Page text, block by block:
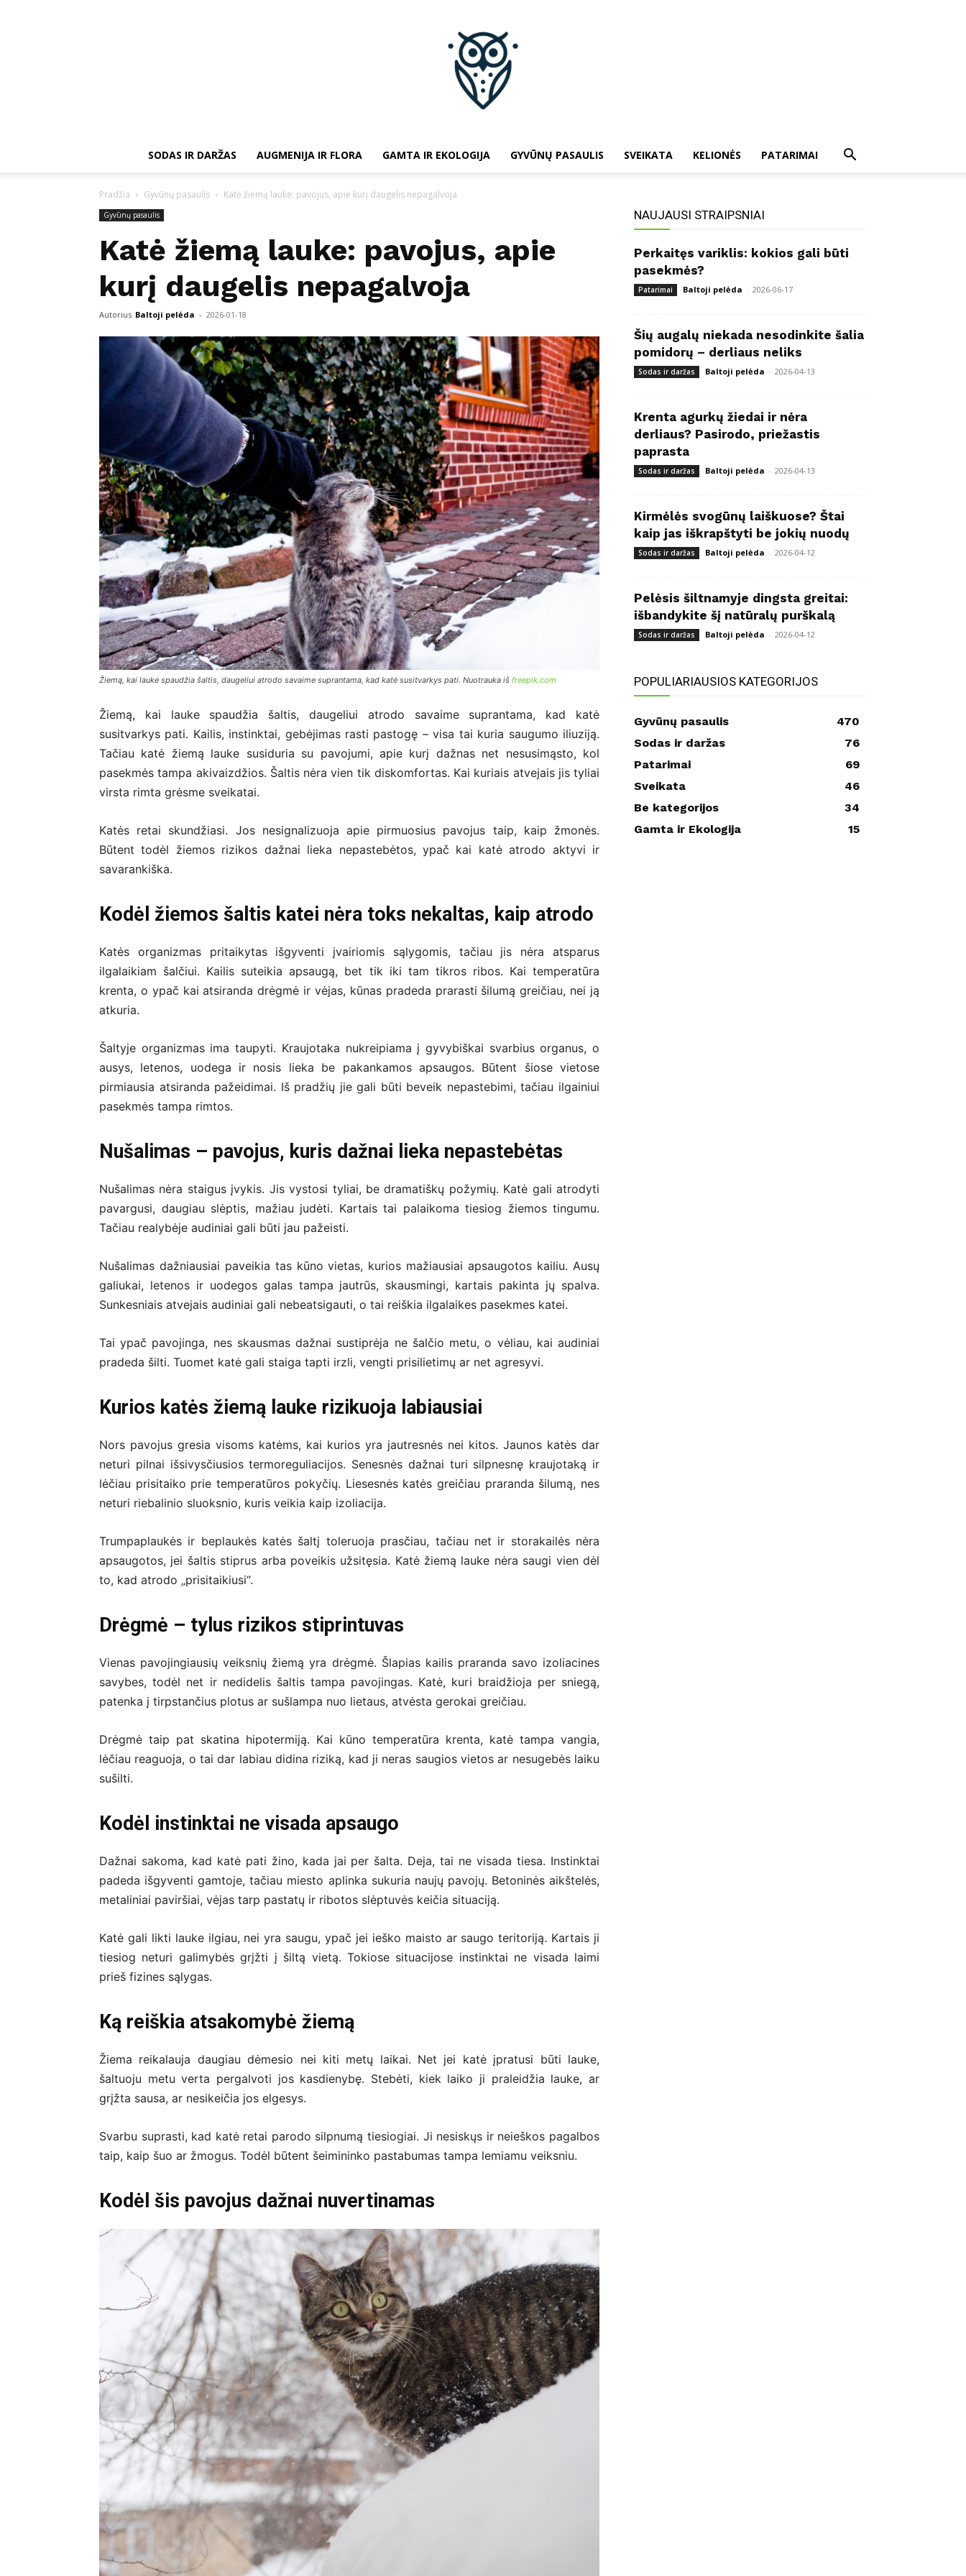
SODAS IR DARŽAS AUGMENIJA IR FLORA GAMTA IR EKOLOGIJA GYVŪNŲ PASAULIS SVEIKATA KELIONĖS PATARIMAI
Pradžia Gyvūnų pasaulis Katė žiemą lauke: pavojus, apie kurį daugelis nepagalvoja
Gyvūnų pasaulis
Katė žiemą lauke: pavojus, apie
kurį daugelis nepagalvoja
Autorius Baltoji pelėda - 2026-01-18
Žiemą, kai lauke spaudžia šaltis, daugeliui atrodo savaime suprantama, kad katė susitvarkys pati. Nuotrauka iš freepik.com
Žiemą, kai lauke spaudžia šaltis, daugeliui atrodo savaime suprantama, kad katė
susitvarkys pati. Kailis, instinktai, gebėjimas rasti pastogę – visa tai kuria saugumo iliuziją.
Tačiau katė žiemą lauke susiduria su pavojumi, apie kurį dažnas net nesusimąsto, kol
pasekmės tampa akivaizdžios. Šaltis nėra vien tik diskomfortas. Kai kuriais atvejais jis tyliai
virsta rimta grėsme sveikatai.
Katės retai skundžiasi. Jos nesignalizuoja apie pirmuosius pavojus taip, kaip žmonės.
Būtent todėl žiemos rizikos dažnai lieka nepastebėtos, ypač kai katė atrodo aktyvi ir
savarankiška.
Kodėl žiemos šaltis katei nėra toks nekaltas, kaip atrodo
Katės organizmas pritaikytas išgyventi įvairiomis sąlygomis, tačiau jis nėra atsparus
ilgalaikiam šalčiui. Kailis suteikia apsaugą, bet tik iki tam tikros ribos. Kai temperatūra
krenta, o ypač kai atsiranda drėgmė ir vėjas, kūnas pradeda prarasti šilumą greičiau, nei ją
atkuria.
Šaltyje organizmas ima taupyti. Kraujotaka nukreipiama į gyvybiškai svarbius organus, o
ausys, letenos, uodega ir nosis lieka be pakankamos apsaugos. Būtent šiose vietose
pirmiausia atsiranda pažeidimai. Iš pradžių jie gali būti beveik nepastebimi, tačiau ilgainiui
pasekmės tampa rimtos.
Nušalimas – pavojus, kuris dažnai lieka nepastebėtas
Nušalimas nėra staigus įvykis. Jis vystosi tyliai, be dramatiškų požymių. Katė gali atrodyti
pavargusi, daugiau slėptis, mažiau judėti. Kartais tai palaikoma tiesiog žiemos tingumu.
Tačiau realybėje audiniai gali būti jau pažeisti.
Nušalimas dažniausiai paveikia tas kūno vietas, kurios mažiausiai apsaugotos kailiu. Ausų
galiukai, letenos ir uodegos galas tampa jautrūs, skausmingi, kartais pakinta jų spalva.
Sunkesniais atvejais audiniai gali nebeatsigauti, o tai reiškia ilgalaikes pasekmes katei.
Tai ypač pavojinga, nes skausmas dažnai sustiprėja ne šalčio metu, o vėliau, kai audiniai
pradeda šilti. Tuomet katė gali staiga tapti irzli, vengti prisilietimų ar net agresyvi.
Kurios katės žiemą lauke rizikuoja labiausiai
Nors pavojus gresia visoms katėms, kai kurios yra jautresnės nei kitos. Jaunos katės dar
neturi pilnai išsivysčiusios termoreguliacijos. Senesnės dažnai turi silpnesnę kraujotaką ir
lėčiau prisitaiko prie temperatūros pokyčių. Liesesnės katės greičiau praranda šilumą, nes
neturi riebalinio sluoksnio, kuris veikia kaip izoliacija.
Trumpaplaukės ir beplaukės katės šaltį toleruoja prasčiau, tačiau net ir storakailės nėra
apsaugotos, jei šaltis stiprus arba poveikis užsitęsia. Katė žiemą lauke nėra saugi vien dėl
to, kad atrodo „prisitaikiusi“.
Drėgmė – tylus rizikos stiprintuvas
Vienas pavojingiausių veiksnių žiemą yra drėgmė. Šlapias kailis praranda savo izoliacines
savybes, todėl net ir nedidelis šaltis tampa pavojingas. Katė, kuri braidžioja per sniegą,
patenka į tirpstančius plotus ar sušlampa nuo lietaus, atvėsta gerokai greičiau.
Drėgmė taip pat skatina hipotermiją. Kai kūno temperatūra krenta, katė tampa vangia,
lėčiau reaguoja, o tai dar labiau didina riziką, kad ji neras saugios vietos ar nesugebės laiku
sušilti.
Kodėl instinktai ne visada apsaugo
Dažnai sakoma, kad katė pati žino, kada jai per šalta. Deja, tai ne visada tiesa. Instinktai
padeda išgyventi gamtoje, tačiau miesto aplinka sukuria naujų pavojų. Betoninės aikštelės,
metaliniai paviršiai, vėjas tarp pastatų ir ribotos slėptuvės keičia situaciją.
Katė gali likti lauke ilgiau, nei yra saugu, ypač jei ieško maisto ar saugo teritoriją. Kartais ji
tiesiog neturi galimybės grįžti į šiltą vietą. Tokiose situacijose instinktai ne visada laimi
prieš fizines sąlygas.
Ką reiškia atsakomybė žiemą
Žiema reikalauja daugiau dėmesio nei kiti metų laikai. Net jei katė įpratusi būti lauke,
šaltuoju metu verta pergalvoti jos kasdienybę. Stebėti, kiek laiko ji praleidžia lauke, ar
grįžta sausa, ar nesikeičia jos elgesys.
Svarbu suprasti, kad katė retai parodo silpnumą tiesiogiai. Ji nesiskųs ir neieškos pagalbos
taip, kaip šuo ar žmogus. Todėl būtent šeimininko pastabumas tampa lemiamu veiksniu.
Kodėl šis pavojus dažnai nuvertinamas
NAUJAUSI STRAIPSNIAI
Perkaitęs variklis: kokios gali būti
pasekmės?
Patarimai Baltoji pelėda - 2026-06-17
Šių augalų niekada nesodinkite šalia
pomidorų – derliaus neliks
Sodas ir daržas Baltoji pelėda - 2026-04-13
Krenta agurkų žiedai ir nėra
derliaus? Pasirodo, priežastis
paprasta
Sodas ir daržas Baltoji pelėda - 2026-04-13
Kirmėlės svogūnų laiškuose? Štai
kaip jas iškrapštyti be jokių nuodų
Sodas ir daržas Baltoji pelėda - 2026-04-12
Pelėsis šiltnamyje dingsta greitai:
išbandykite šį natūralų purškalą
Sodas ir daržas Baltoji pelėda - 2026-04-12
POPULIARIAUSIOS KATEGORIJOS
Gyvūnų pasaulis
470
Sodas ir daržas
76
Patarimai
69
Sveikata
46
Be kategorijos
34
Gamta ir Ekologija
15